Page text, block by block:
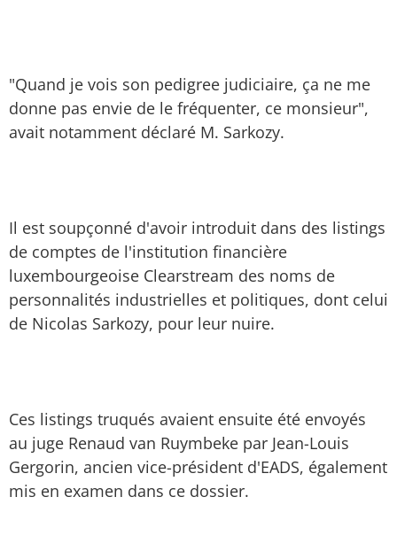
"Quand je vois son pedigree judiciaire, ça ne me
donne pas envie de le fréquenter, ce monsieur",
avait notamment déclaré M. Sarkozy.
Il est soupçonné d'avoir introduit dans des listings
de comptes de l'institution financière
luxembourgeoise Clearstream des noms de
personnalités industrielles et politiques, dont celui
de Nicolas Sarkozy, pour leur nuire.
Ces listings truqués avaient ensuite été envoyés
au juge Renaud van Ruymbeke par Jean-Louis
Gergorin, ancien vice-président d'EADS, également
mis en examen dans ce dossier.